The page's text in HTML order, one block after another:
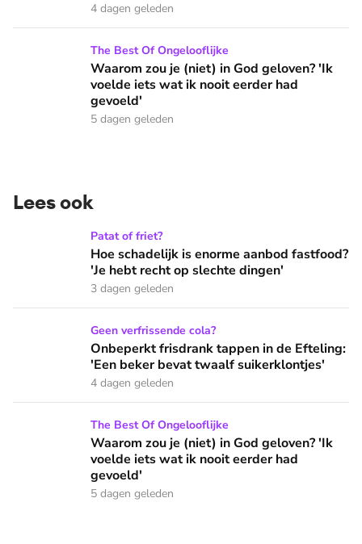
4 dagen geleden
Waarom zou je (niet) in God geloven? 'Ik voelde iets wat
The Best Of Ongelooflijke
Waarom zou je (niet) in God geloven? 'Ik
voelde iets wat ik nooit eerder had
gevoeld'
5 dagen geleden
Lees ook
Hoe schadelijk is enorme aanbod fastfood? 'Je hebt recht
Patat of friet?
Hoe schadelijk is enorme aanbod fastfood?
'Je hebt recht op slechte dingen'
3 dagen geleden
Onbeperkt frisdrank tappen in de Efteling: 'Een beker
Geen verfrissende cola?
Onbeperkt frisdrank tappen in de Efteling:
'Een beker bevat twaalf suikerklontjes'
4 dagen geleden
Waarom zou je (niet) in God geloven? 'Ik voelde iets wat
The Best Of Ongelooflijke
Waarom zou je (niet) in God geloven? 'Ik
voelde iets wat ik nooit eerder had
gevoeld'
5 dagen geleden